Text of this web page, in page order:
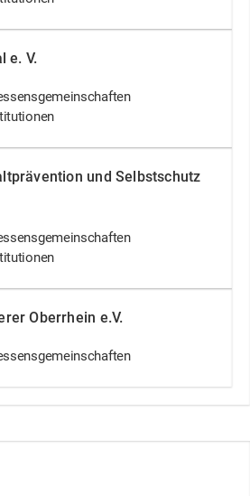
e. V.
und Selbstschutz
Oberrhein e.V.